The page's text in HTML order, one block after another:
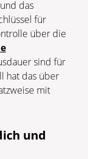
das
für
über die
sind für
hat das über
mit
und